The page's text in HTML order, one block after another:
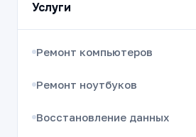
Услуги
Ремонт компьютеров
Ремонт ноутбуков
Восстановление данных